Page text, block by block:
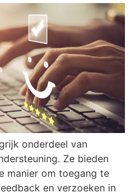
onderdeel van
Ze bieden
manier om toegang te
en verzoeken in